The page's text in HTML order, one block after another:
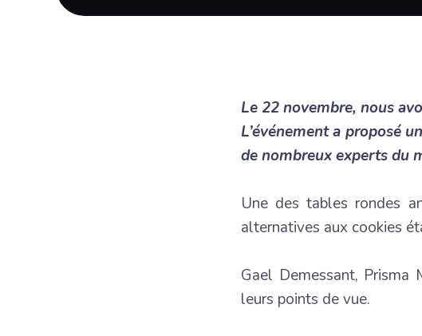
Le 22 novembre, nous
L’événement a proposé
de nombreux experts du
Une des tables rondes
alternatives aux cookies
Gael Demessant,
leurs points de vue.